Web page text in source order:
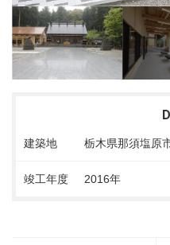
建築地 栃木県那須塩原
竣工年度 2016年